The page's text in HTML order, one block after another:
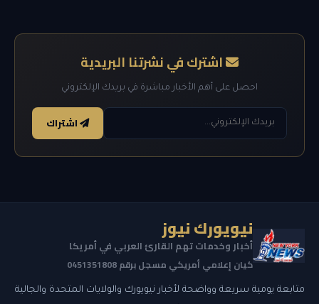
اشترك في نشرتنا البريدية
احصل على أهم الأخبار مباشرة في بريدك الإلكتروني
اشتراك
نيويورك نيوز
أخبار وخدمات تهم القارئ العربي في أمريكا
كيان إعلامي أمريكي مسجل برقم 0451351808
متابعة يومية سريعة وواضحة لأخبار نيويورك والولايات المتحدة والجالية